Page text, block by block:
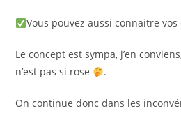
Vous pouvez aussi connaitre
Le concept est sympa, j’en
n’est pas si rose
.
On continue donc dans les